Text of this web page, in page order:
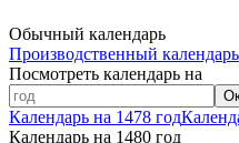
Обычный календарь
Производственный календарь
Посмотреть календарь на
Календарь на 1478 год
Календарь на 1480 год